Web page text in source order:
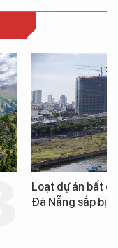
Loạt dự án bất động
Đà Nẵng sắp bị kiểm